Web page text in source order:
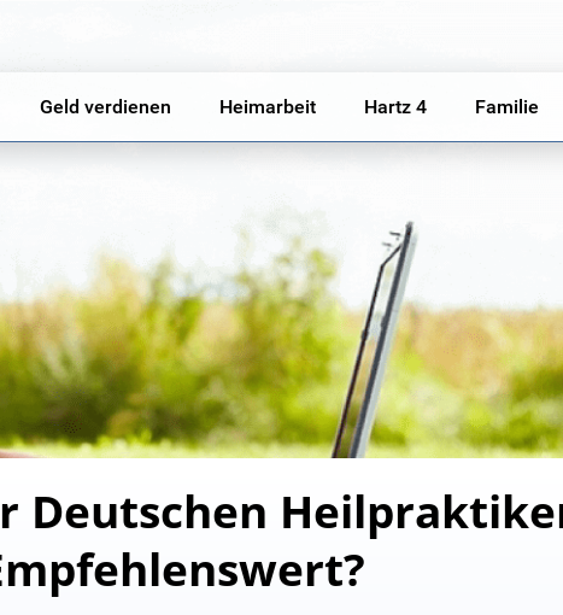
Geld verdienen Heimarbeit Hartz 4 Familie
Deutschen